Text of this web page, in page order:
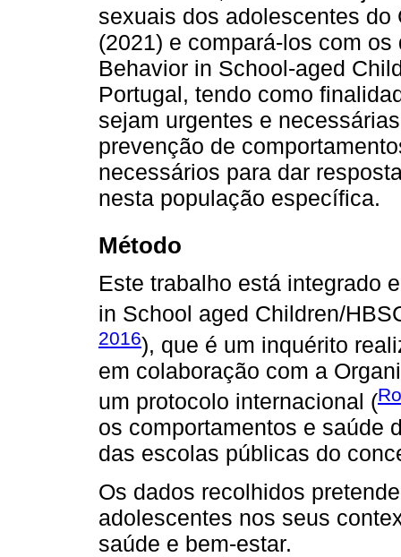
sexuais dos adolescentes
(2021) e compará-los com
Behavior in School-aged
Portugal, tendo como
sejam urgentes e
prevenção de
necessários para dar
nesta população específica.
Método
Este trabalho está integrado
in School aged Children/
2016), que é um inquérito
em colaboração com a
um protocolo internacional (
os comportamentos e saúde
das escolas públicas do
Os dados recolhidos
adolescentes nos seus
saúde e bem-estar.